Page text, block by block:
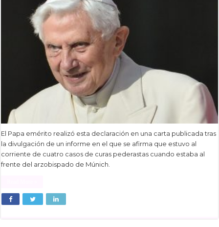
El Papa emérito realizó esta declaración en una carta publicada tras
la divulgación de un informe en el que se afirma que estuvo al
corriente de cuatro casos de curas pederastas cuando estaba al
frente del arzobispado de Múnich.